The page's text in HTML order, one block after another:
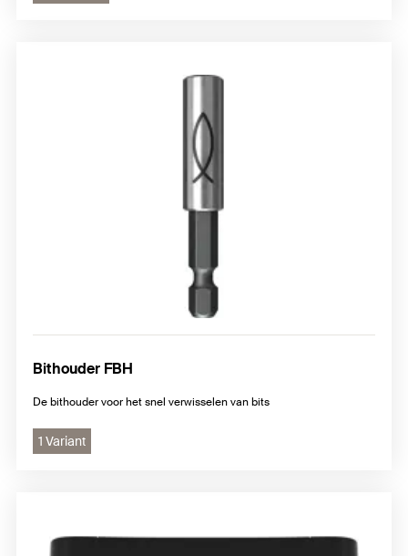
Bithouder FBH
De bithouder voor het snel verwisselen van bits
1 Variant